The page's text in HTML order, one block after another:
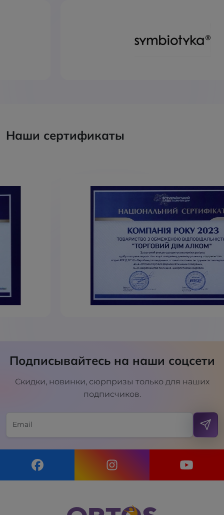
Наши сертификаты
Подписывайтесь на наши соцсети
Скидки, новинки, сюрпризы только для наших
подписчиков.